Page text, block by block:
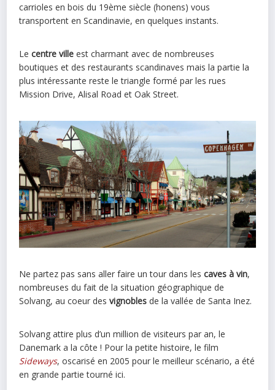
carrioles en bois du 19ème siècle (honens) vous
transportent en Scandinavie, en quelques instants.
Lecentre ville est charmant avec de nombreuses
boutiques et des restaurants scandinaves mais la partie la
plus intéressante reste le triangle formé par les rues
Mission Drive, Alisal Road et Oak Street.
Ne partez pas sans aller faire un tour dans lescaves à vin,
nombreuses du fait de la situation géographique de
Solvang, au coeur desvignobles de la vallée de Santa Inez.
Solvang attire plus d’un million de visiteurs par an, le
Danemark a la côte ! Pour la petite histoire, le film
Sideways, oscarisé en 2005 pour le meilleur scénario, a été
en grande partie tourné ici.